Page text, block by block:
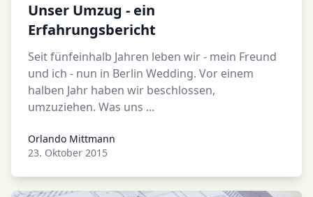
Unser Umzug - ein
Erfahrungsbericht
Seit fünfeinhalb Jahren leben wir - mein Freund
und ich - nun in Berlin Wedding. Vor einem
halben Jahr haben wir beschlossen,
umzuziehen. Was uns ...
Orlando Mittmann
Orlando Mittmann
23. Oktober 2015